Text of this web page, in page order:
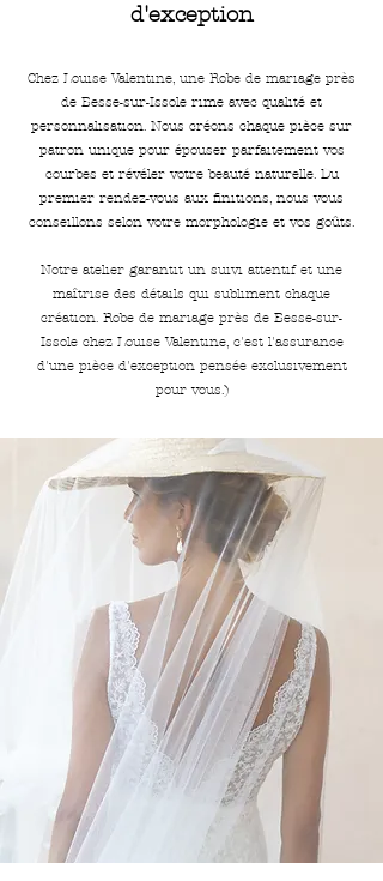
d'exception
Chez Louise Valentine, une Robe de mariage près
de Besse-sur-Issole rime avec qualité et
personnalisation. Nous créons chaque pièce sur
patron unique pour épouser parfaitement vos
courbes et révéler votre beauté naturelle. Du
premier rendez-vous aux finitions, nous vous
conseillons selon votre morphologie et vos goûts.
Notre atelier garantit un suivi attentif et une
maîtrise des détails qui subliment chaque
création. Robe de mariage près de Besse-sur-
Issole chez Louise Valentine, c'est l'assurance
d'une pièce d'exception pensée exclusivement
pour vous.)